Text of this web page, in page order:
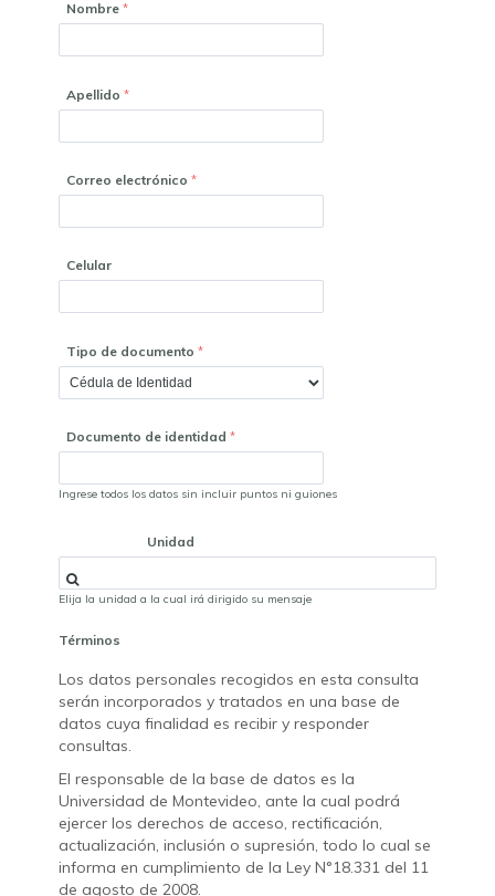
Nombre
Apellido
Correo electrónico
Celular
Tipo de documento
Documento de identidad
Ingrese todos los datos sin incluir puntos ni guiones
Unidad
Elija la unidad a la cual irá dirigido su mensaje
Términos
Los datos personales recogidos en esta consulta
serán incorporados y tratados en una base de
datos cuya finalidad es recibir y responder
consultas.
El responsable de la base de datos es la
Universidad de Montevideo, ante la cual podrá
ejercer los derechos de acceso, rectificación,
actualización, inclusión o supresión, todo lo cual se
informa en cumplimiento de la Ley N°18.331 del 11
de agosto de 2008.